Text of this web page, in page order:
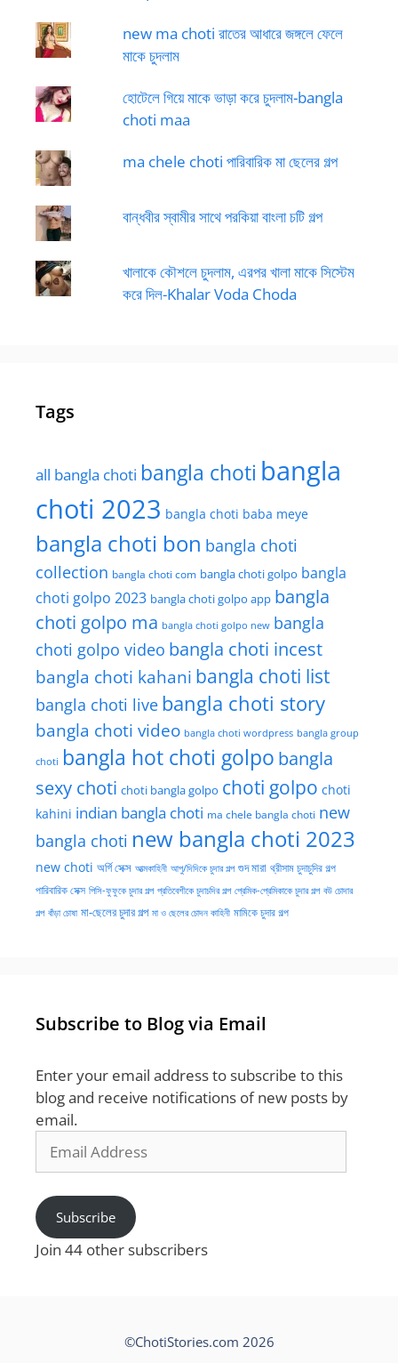
new ma choti রাতের আধারে জঙ্গলে ফেলে
মাকে চুদলাম
হোটেলে গিয়ে মাকে ভাড়া করে চুদলাম-bangla
choti maa
ma chele choti পারিবারিক মা ছেলের গল্প
বান্ধবীর স্বামীর সাথে পরকিয়া বাংলা চটি গল্প
খালাকে কৌশলে চুদলাম, এরপর খালা মাকে সিস্টেম
করে দিল-Khalar Voda Choda
Tags
all bangla choti bangla choti bangla
choti 2023 bangla choti baba meye
bangla choti bon bangla choti
collection bangla choti com bangla choti golpo bangla
choti golpo 2023 bangla choti golpo app bangla
choti golpo ma bangla choti golpo new bangla
choti golpo video bangla choti incest
bangla choti kahani bangla choti list
bangla choti live bangla choti story
bangla choti video bangla choti wordpress bangla group
choti bangla hot choti golpo bangla
sexy choti choti bangla golpo choti golpo choti
kahini indian bangla choti ma chele bangla choti new
bangla choti new bangla choti 2023
new choti অর্গি সেক্স আত্মকাহিনী আপু/দিদিকে চুদার গল্প গুদ মারা থ্রীসাম চুদাচুদির গল্প
পারিবারিক সেক্স পিসি-ফুফুকে চুদার গল্প প্রতিবেশীকে চুদাচদির গল্প প্রেমিক-প্রেমিকাকে চুদার গল্প বউ চোদার
গল্প বাঁড়া চোষা মা-ছেলের চুদার গল্প মা ও ছেলের চোদন কাহিনী মামিকে চুদার গল্প
Subscribe to Blog via Email
Enter your email address to subscribe to this
blog and receive notifications of new posts by
email.
Address
Subscribe
Join 44 other subscribers
©ChotiStories.com 2026